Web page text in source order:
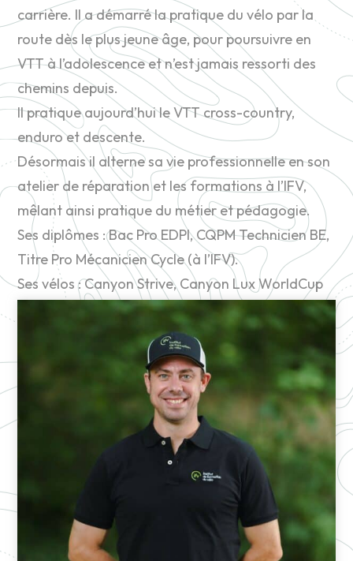
carrière. Il a démarré la pratique du vélo par la
route dès le plus jeune âge, pour poursuivre en
VTT à l’adolescence et n’est jamais ressorti des
chemins depuis.
Il pratique aujourd’hui le VTT cross-country,
enduro et descente.
Désormais il alterne sa vie professionnelle en son
atelier de réparation et les formations à l’IFV,
mêlant ainsi pratique du métier et pédagogie.
Ses diplômes : Bac Pro EDPI, CQPM Technicien BE,
Titre Pro Mécanicien Cycle (à l’IFV).
Ses vélos : Canyon Strive, Canyon Lux WorldCup